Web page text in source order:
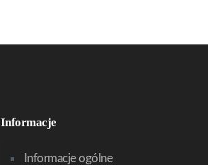
Informacje
Informacje ogólne